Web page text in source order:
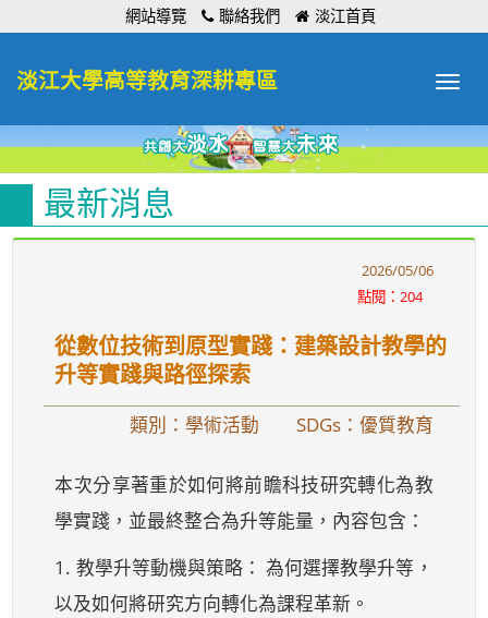
網站導覽 聯絡我們 淡江首頁
Toggle
淡江大學高等教育深耕專區
最新消息
2026/05/06
點閱：204
從數位技術到原型實踐：建築設計教學的
升等實踐與路徑探索
類別：學術活動 SDGs：優質教育
本次分享著重於如何將前瞻科技研究轉化為教
學實踐，並最終整合為升等能量，內容包含：
1. 教學升等動機與策略： 為何選擇教學升等，
以及如何將研究方向轉化為課程革新。